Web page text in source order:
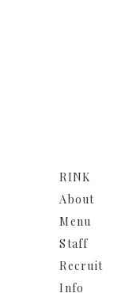
RINK
About
Menu
Staff
Recruit
Info